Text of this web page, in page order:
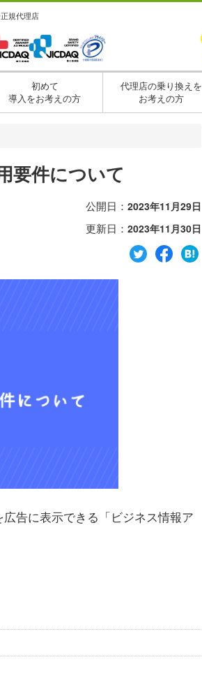
規代理店
初めて
導入をお考えの方
代理店の乗り換えを
お考えの方
要件について
公開日： 2023年11月29日
更新日： 2023年11月30日
告に表示できる「ビジネス情報ア